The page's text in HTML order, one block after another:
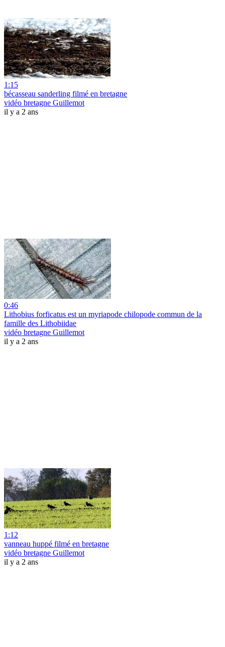
1:15
bécasseau sanderling filmé en bretagne
vidéo bretagne Guillemot
il y a 2 ans
0:46
Lithobius forficatus est un myriapode chilopode commun de la
famille des Lithobiidae
vidéo bretagne Guillemot
il y a 2 ans
1:12
vanneau huppé filmé en bretagne
vidéo bretagne Guillemot
il y a 2 ans